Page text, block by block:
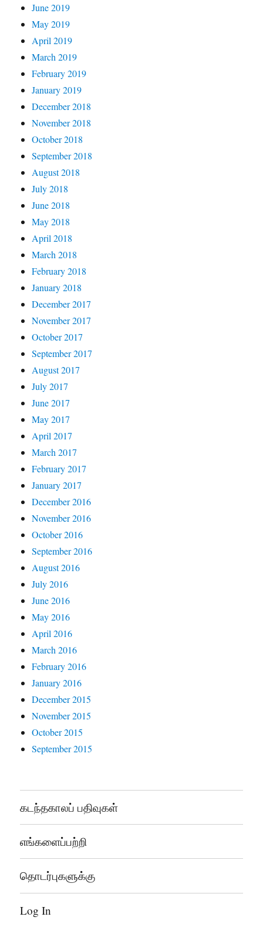
June 2019
May 2019
April 2019
March 2019
February 2019
January 2019
December 2018
November 2018
October 2018
September 2018
August 2018
July 2018
June 2018
May 2018
April 2018
March 2018
February 2018
January 2018
December 2017
November 2017
October 2017
September 2017
August 2017
July 2017
June 2017
May 2017
April 2017
March 2017
February 2017
January 2017
December 2016
November 2016
October 2016
September 2016
August 2016
July 2016
June 2016
May 2016
April 2016
March 2016
February 2016
January 2016
December 2015
November 2015
October 2015
September 2015
கடந்தகாலப் பதிவுகள்
எங்களைப்பற்றி
தொடர்புகளுக்கு
Log In